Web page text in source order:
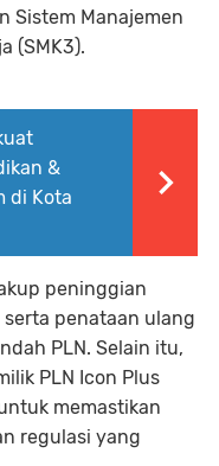
Sistem Manajemen
(SMK3).
&
di Kota
peninggian
penataan ulang
PLN. Selain itu,
PLN Icon Plus
memastikan
regulasi yang